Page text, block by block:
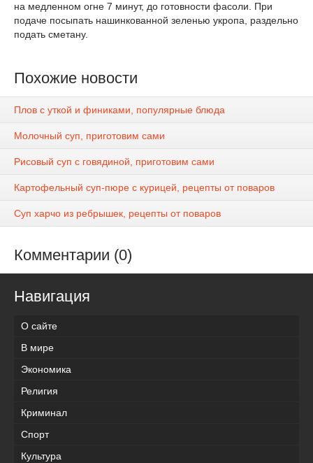
на медленном огне 7 минут, до готовности фасоли. При
подаче посыпать нашинкованной зеленью укропа, раздельно
подать сметану.
Похожие новости
Плов с уткой и финиками, популярные блюда
Молочный суп, приготовим сами
Рисовый суп с говядиной, приготовим сами
Картофельный суп-пюре с курицей, рецепты от поваров
Суп харчо из ребрышек, рецепты от поваров
Комментарии (0)
Навигация
О сайте
В мире
Экономика
Религия
Криминал
Спорт
Культура